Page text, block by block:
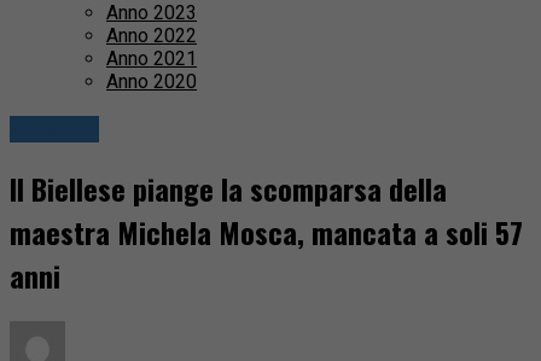
Anno 2023
Anno 2022
Anno 2021
Anno 2020
Il Biellese piange la scomparsa della
maestra Michela Mosca, mancata a soli 57
anni